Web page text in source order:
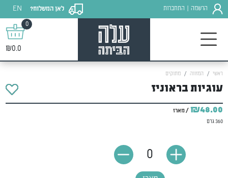
הרשמה התחברות לאן המשלוח?
EN
0
₪0.0
ראשי המזווה מתוקים
עוגיות בראוניז
₪48.00 / מארז
360 גרם
0